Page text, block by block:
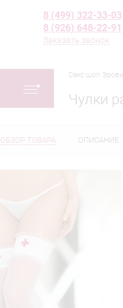
8 (499) 322-33-03
8 (926) 648-22-91
Заказать звонок
Секс шоп
Чулки
ОБЗОР ТОВАРА ОПИСАНИЕ